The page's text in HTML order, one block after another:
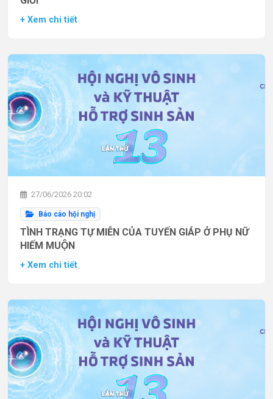
+ Xem chi tiết
27/06/2026 20:02
Báo cáo hội nghị
TÌNH TRẠNG TỰ MIỄN CỦA TUYẾN GIÁP Ở PHỤ NỮ
HIẾM MUỘN
+ Xem chi tiết